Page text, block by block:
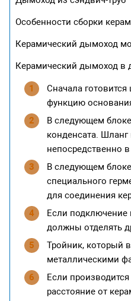
Особенности сборки
Керамический дымоход
Керамический дымоход в
Сначала
функцию
В следующем
конденсата.
непосредственно
В следующем
специального
для соединения
Если подключение
должны отделять
Тройник, который
металлическими
Если
расстояние от